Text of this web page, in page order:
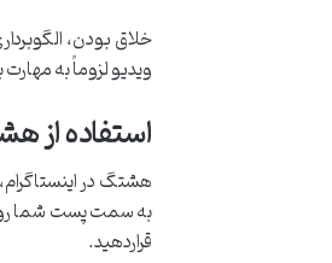
خلاق بودن،
ویدیو لزوماً به
استفاده
هشتگ در
به سمت پست شما
قراردهید.